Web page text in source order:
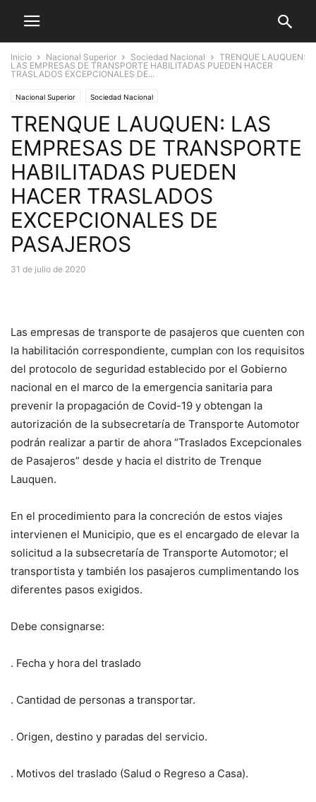
Inicio Nacional Superior Sociedad Nacional
TRENQUE LAUQUEN:
LAS EMPRESAS DE TRANSPORTE HABILITADAS PUEDEN HACER
TRASLADOS EXCEPCIONALES DE...
Nacional Superior Sociedad Nacional
TRENQUE LAUQUEN: LAS
EMPRESAS DE TRANSPORTE
HABILITADAS PUEDEN
HACER TRASLADOS
EXCEPCIONALES DE
PASAJEROS
31 de julio de 2020
Las empresas de transporte de pasajeros que cuenten con
la habilitación correspondiente, cumplan con los requisitos
del protocolo de seguridad establecido por el Gobierno
nacional en el marco de la emergencia sanitaria para
prevenir la propagación de Covid-19 y obtengan la
autorización de la subsecretaría de Transporte Automotor
podrán realizar a partir de ahora “Traslados Excepcionales
de Pasajeros” desde y hacia el distrito de Trenque
Lauquen.
En el procedimiento para la concreción de estos viajes
intervienen el Municipio, que es el encargado de elevar la
solicitud a la subsecretaría de Transporte Automotor; el
transportista y también los pasajeros cumplimentando los
diferentes pasos exigidos.
Debe consignarse:
. Fecha y hora del traslado
. Cantidad de personas a transportar.
. Origen, destino y paradas del servicio.
. Motivos del traslado (Salud o Regreso a Casa).